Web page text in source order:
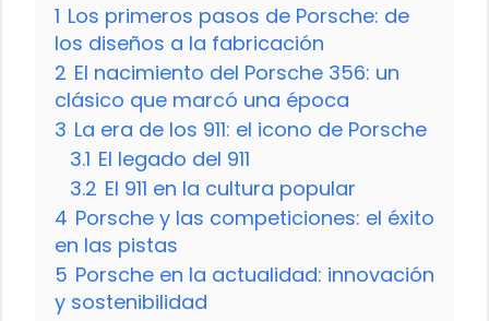
1 Los primeros pasos de Porsche: de
los diseños a la fabricación
2 El nacimiento del Porsche 356: un
clásico que marcó una época
3 La era de los 911: el icono de Porsche
3.1 El legado del 911
3.2 El 911 en la cultura popular
4 Porsche y las competiciones: el éxito
en las pistas
5 Porsche en la actualidad: innovación
y sostenibilidad